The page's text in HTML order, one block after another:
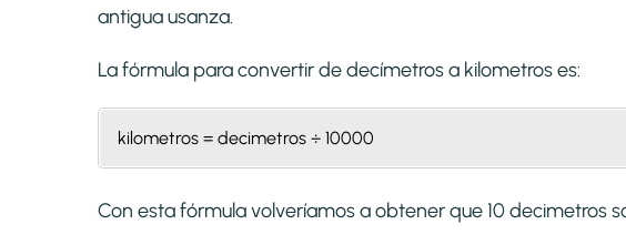
antigua usanza.
La fórmula para convertir dedecímetros a kilometroses:
kilometros = decimetros ÷ 10000
Con esta fórmula volveríamos a obtener que 10 decimetros